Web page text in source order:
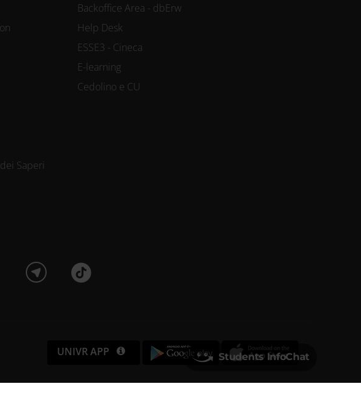
utilizzi il nostro sito con i
web, pubblicità e social
che hai fornito
servizi.
Saperi
Backoffice Area - dbErw
Help Desk
ESSE3 - Cineca
E-learning
Cedolino e CU
UNIVR APP Students InfoChat